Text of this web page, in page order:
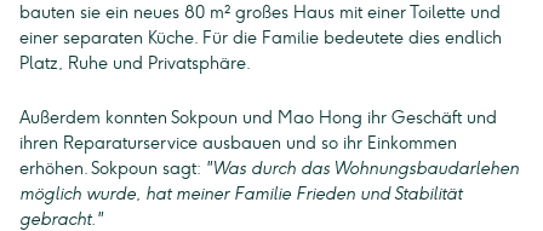
bauten sie ein neues 80 m² großes Haus mit einer Toilette und
einer separaten Küche. Für die Familie bedeutete dies endlich
Platz, Ruhe und Privatsphäre.
Außerdem konnten Sokpoun und Mao Hong ihr Geschäft und
ihren Reparaturservice ausbauen und so ihr Einkommen
erhöhen. Sokpoun sagt: "Was durch das Wohnungsbaudarlehen
möglich wurde, hat meiner Familie Frieden und Stabilität
gebracht."